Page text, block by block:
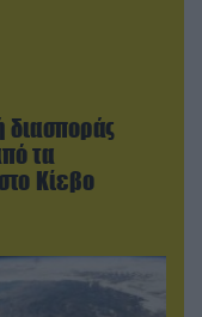
τα
Κίεβο